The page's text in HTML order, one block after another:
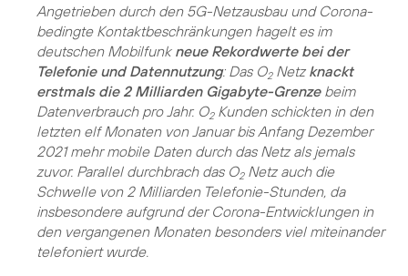
Angetrieben durch den 5G-Netzausbau und Corona-
bedingte Kontaktbeschränkungen hagelt es im
deutschen Mobilfunk neue Rekordwerte bei der
Telefonie und Datennutzung: Das O2Netz knackt
erstmals die 2 Milliarden Gigabyte-Grenzebeim
Datenverbrauch pro Jahr. O2Kunden schickten in den
letzten elf Monaten von Januar bis Anfang Dezember
2021 mehr mobile Daten durch das Netz als jemals
zuvor. Parallel durchbrach das O2Netz auch die
Schwelle von 2 Milliarden Telefonie-Stunden, da
insbesondere aufgrund der Corona-Entwicklungen in
den vergangenen Monaten besonders viel miteinander
telefoniert wurde.